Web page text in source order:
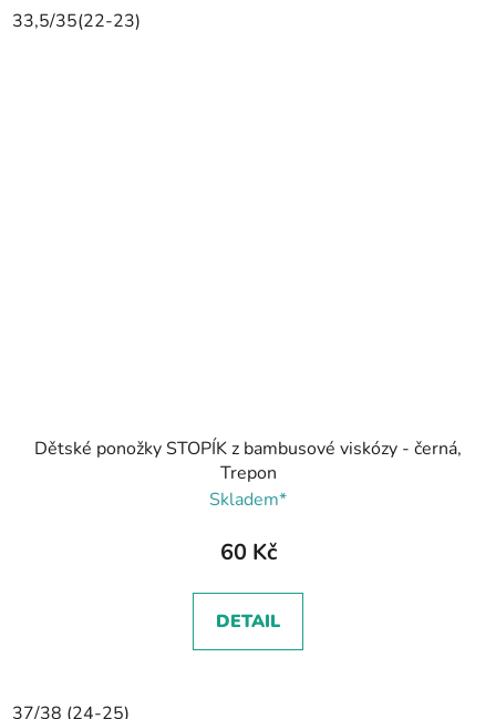
33,5/35(22-23)
Dětské ponožky STOPÍK z bambusové viskózy - černá,
Trepon
Skladem*
60 Kč
DETAIL
37/38 (24-25)